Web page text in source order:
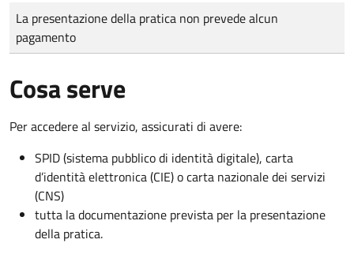
Tipo di pagamento
Importo
La presentazione della pratica non prevede alcun
pagamento
Cosa serve
Per accedere al servizio, assicurati di avere:
SPID (sistema pubblico di identità digitale), carta
d’identità elettronica (CIE) o carta nazionale dei servizi
(CNS)
tutta la documentazione prevista per la presentazione
della pratica.